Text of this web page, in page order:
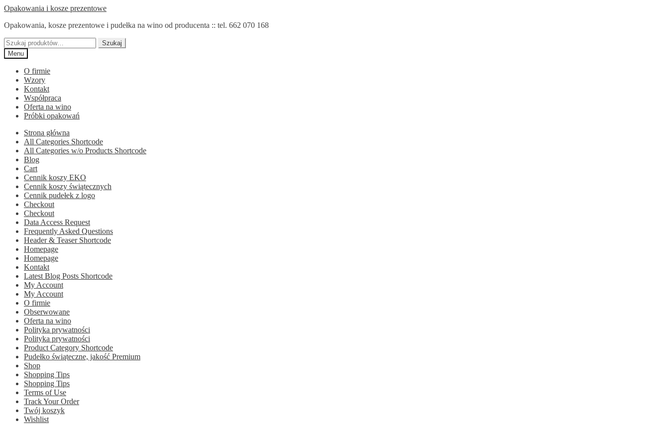
Przejdź
nawigacji
Przejdź
treści
Opakowania i kosze prezentowe
Opakowania, kosze prezentowe i pudełka na wino od producenta :: tel. 662 070 168
Szukaj:
Szukaj
Menu
O firmie
Wzory
Kontakt
Współpraca
Oferta na wino
Próbki opakowań
Strona główna
All Categories Shortcode
All Categories w/o Products Shortcode
Blog
Cart
Cennik koszy EKO
Cennik koszy świątecznych
Cennik pudełek z logo
Checkout
Checkout
Data Access Request
Frequently Asked Questions
Header & Teaser Shortcode
Homepage
Homepage
Kontakt
Latest Blog Posts Shortcode
My Account
My Account
O firmie
Obserwowane
Oferta na wino
Polityka prywatności
Polityka prywatności
Product Category Shortcode
Pudełko świąteczne, jakość Premium
Shop
Shopping Tips
Shopping Tips
Terms of Use
Track Your Order
Twój koszyk
Wishlist